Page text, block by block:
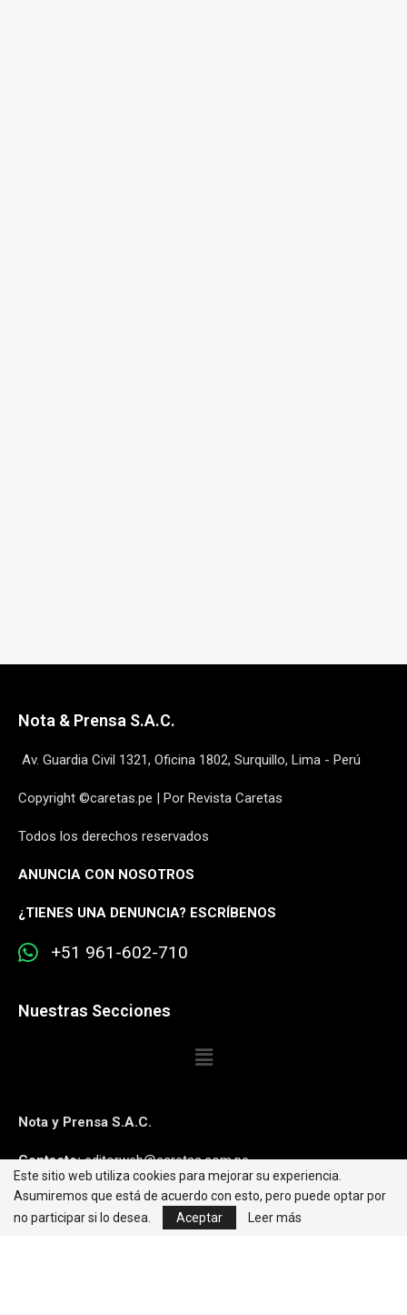
Nota & Prensa S.A.C.
Av. Guardia Civil 1321, Oficina 1802, Surquillo, Lima - Perú
Copyright ©caretas.pe | Por Revista Caretas
Todos los derechos reservados
ANUNCIA CON NOSOTROS
¿TIENES UNA DENUNCIA? ESCRÍBENOS
+51 961-602-710
Nuestras Secciones
Nota y Prensa S.A.C.
Contacto:editorweb@caretas.com.pe
Síguenos:
Este sitio web utiliza cookies para mejorar su experiencia.
Asumiremos que está de acuerdo con esto, pero puede optar por
no participar si lo desea.
Aceptar Leer más